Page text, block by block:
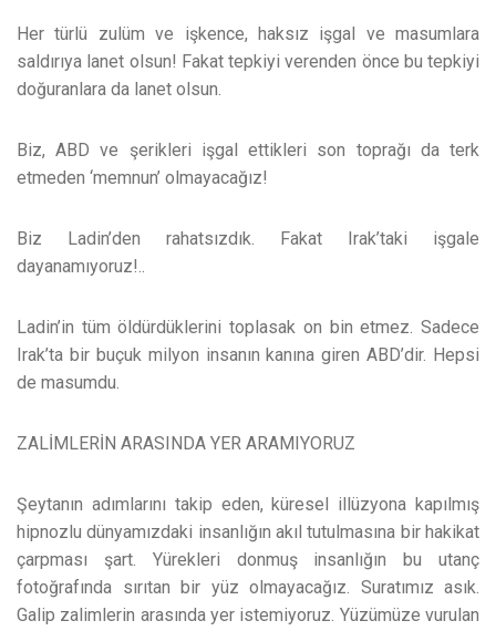
Her türlü zulüm ve işkence, haksız işgal ve masumlara
saldırıya lanet olsun! Fakat tepkiyi verenden önce bu tepkiyi
doğuranlara da lanet olsun.
Biz, ABD ve şerikleri işgal ettikleri son toprağı da terk
etmeden ‘memnun’ olmayacağız!
Biz Ladin’den rahatsızdık. Fakat Irak’taki işgale
dayanamıyoruz!..
Ladin’in tüm öldürdüklerini toplasak on bin etmez. Sadece
Irak’ta bir buçuk milyon insanın kanına giren ABD’dir. Hepsi
de masumdu.
ZALİMLERİN ARASINDA YER ARAMIYORUZ
Şeytanın adımlarını takip eden, küresel illüzyona kapılmış
hipnozlu dünyamızdaki insanlığın akıl tutulmasına bir hakikat
çarpması şart. Yürekleri donmuş insanlığın bu utanç
fotoğrafında sırıtan bir yüz olmayacağız. Suratımız asık.
Galip zalimlerin arasında yer istemiyoruz. Yüzümüze vurulan